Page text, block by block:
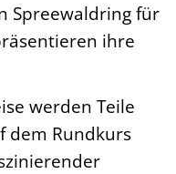
Spreewaldring für
ihre
werden Teile
dem Rundkurs